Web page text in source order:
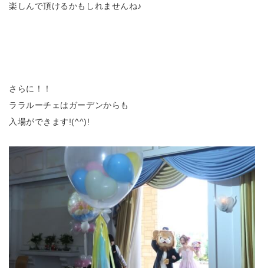
楽しんで頂けるかもしれませんね♪
さらに！！
ララルーチェはガーデンからも
入場ができます!(^^)!